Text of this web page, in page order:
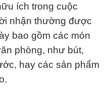
ích trong cuộc
nhận thường được
bao gồm các món
phòng, như bút,
hay các sản phẩm